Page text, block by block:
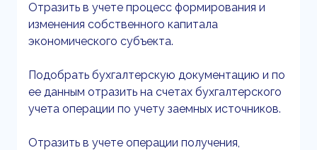
Отразить в учете процесс формирования и
изменения собственного капитала
экономического субъекта.
Подобрать бухгалтерскую документацию и по
ее данным отразить на счетах бухгалтерского
учета операции по учету заемных источников.
Отразить в учете операции получения,